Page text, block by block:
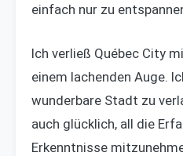
einfach nur zu
Ich verließ Québec City
einem lachenden Auge.
wunderbare Stadt zu
auch glücklich, all die
Erkenntnisse